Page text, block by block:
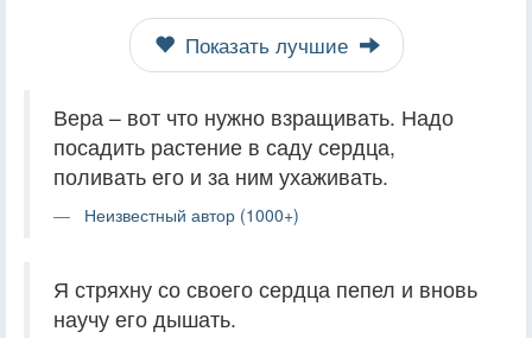
Показать лучшие
Вера – вот что нужно взращивать. Надо
посадить растение в саду сердца,
поливать его и за ним ухаживать.
Неизвестный автор (1000+)
Я стряхну со своего сердца пепел и вновь
научу его дышать.